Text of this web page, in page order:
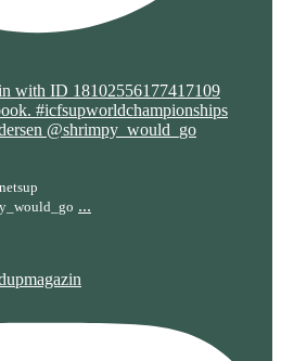
with ID 18102556177417109
...